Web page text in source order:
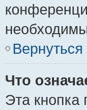
Что
Эта кнопка